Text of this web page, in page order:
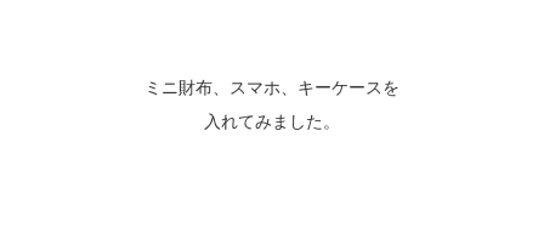
ミニ財布、スマホ、キーケースを
入れてみました。